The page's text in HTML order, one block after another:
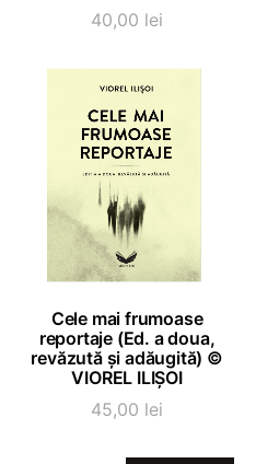
40,00 lei
ADAUGĂ ÎN COȘ
Cele mai frumoase
reportaje (Ed. a doua,
revăzută și adăugită) ©
VIOREL ILIȘOI
45,00 lei